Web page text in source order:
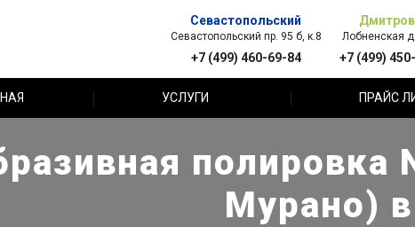
Севастопольский
Севастопольский пр. 95 б, к.8
+7 (499) 460-69-84
Лобненская
+7 (499)
УСЛУГИ ПРАЙС
полировка
Мурано)